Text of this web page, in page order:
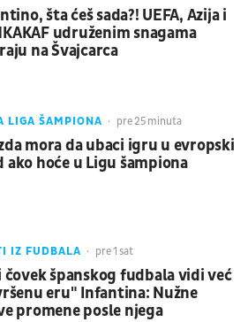
šta ćeš sada?! UEFA, Azija i
udruženim snagama
na Švajcarca
LIGA ŠAMPIONA pre 25 minuta
mora da ubaci igru u evropski
ako hoće u Ligu šampiona
IZ FUDBALA pre 1 sat
čovek španskog fudbala vidi već
eru" Infantina: Nužne
promene posle njega